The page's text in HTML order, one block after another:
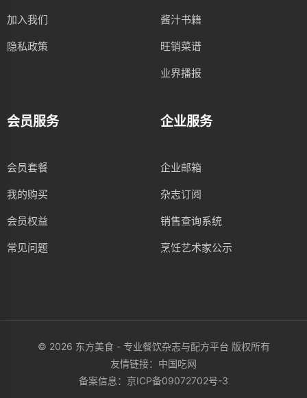
加入我们
隐私政策
酱汁书籍
旺销菜谱
业界播报
会员服务
会员套餐
我的购买
会员权益
常见问题
企业服务
企业邮箱
杂志订阅
销售查询系统
烹饪艺术家公示
© 2026 东方美食 - 专业餐饮杂志与配方平台 版权所有
友情链接： 中国吃网
备案信息： 京ICP备09072702号-3